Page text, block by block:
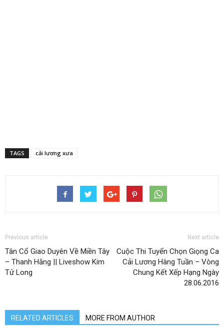
TAGS cải lương xưa
Previous article
Tân Cổ Giao Duyên Về Miền Tây
– Thanh Hằng || Liveshow Kim
Tử Long
Next article
Cuộc Thi Tuyển Chọn Giọng Ca
Cải Lương Hàng Tuần – Vòng
Chung Kết Xếp Hạng Ngày
28.06.2016
RELATED ARTICLES MORE FROM AUTHOR